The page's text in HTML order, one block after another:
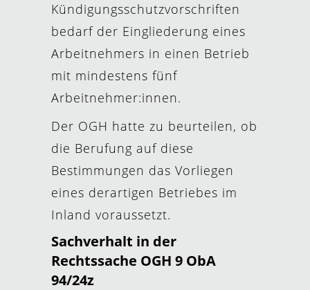
Kündigungsschutzvorschriften
bedarf der Eingliederung eines
Arbeitnehmers in einen Betrieb
mit mindestens fünf
Arbeitnehmer:innen.
Der OGH hatte zu beurteilen, ob
die Berufung auf diese
Bestimmungen das Vorliegen
eines derartigen Betriebes im
Inland voraussetzt.
Sachverhalt in der
Rechtssache OGH 9 ObA
94/24z